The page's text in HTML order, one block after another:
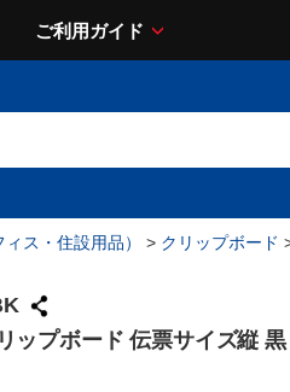
ご利用ガイド
ス・住設用品） > クリップボード
ップボード 伝票サイズ縦 黒